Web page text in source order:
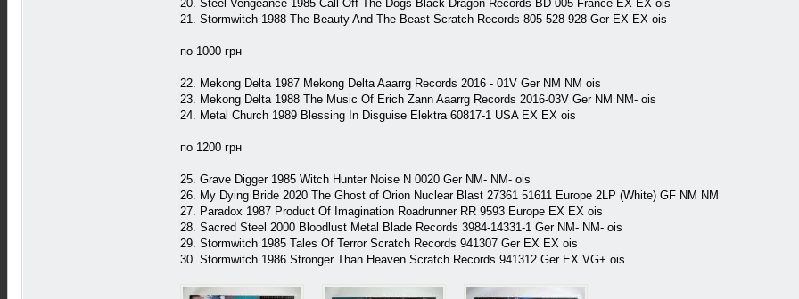
20. Steel Vengeance 1985 Call Off The Dogs Black Dragon Records BD 005 France EX EX ois
21. Stormwitch 1988 The Beauty And The Beast Scratch Records 805 528-928 Ger EX EX ois
по 1000 грн
22. Mekong Delta 1987 Mekong Delta Aaarrg Records 2016 - 01V Ger NM NM ois
23. Mekong Delta 1988 The Music Of Erich Zann Aaarrg Records 2016-03V Ger NM NM- ois
24. Metal Church 1989 Blessing In Disguise Elektra 60817-1 USA EX EX ois
по 1200 грн
25. Grave Digger 1985 Witch Hunter Noise N 0020 Ger NM- NM- ois
26. My Dying Bride 2020 The Ghost of Orion Nuclear Blast 27361 51611 Europe 2LP (White) GF NM NM
27. Paradox 1987 Product Of Imagination Roadrunner RR 9593 Europe EX EX ois
28. Sacred Steel 2000 Bloodlust Metal Blade Records 3984-14331-1 Ger NM- NM- ois
29. Stormwitch 1985 Tales Of Terror Scratch Records 941307 Ger EX EX ois
30. Stormwitch 1986 Stronger Than Heaven Scratch Records 941312 Ger EX VG+ ois